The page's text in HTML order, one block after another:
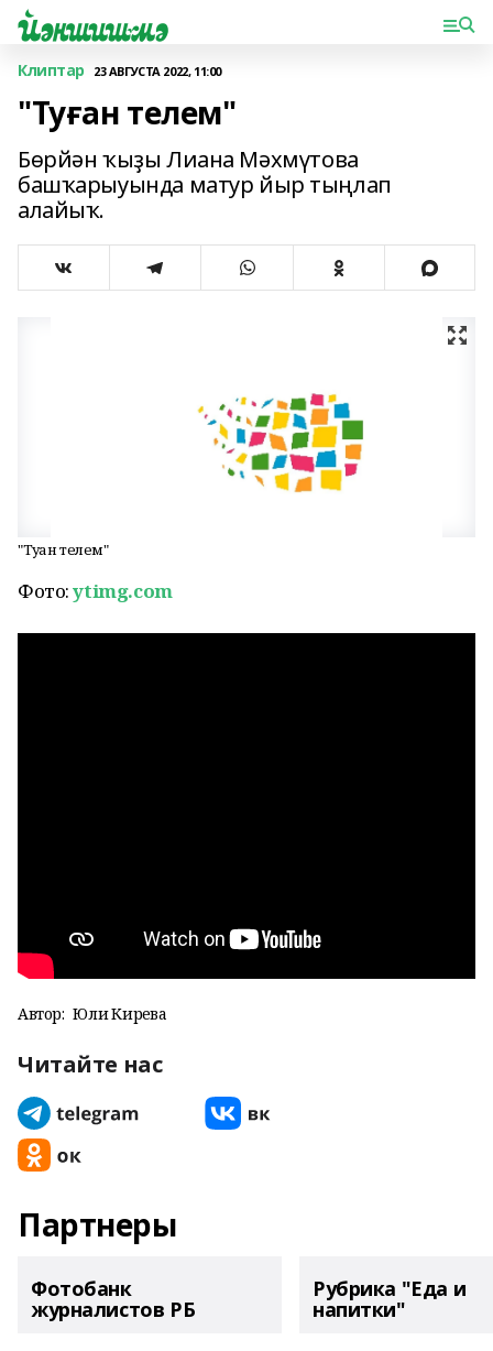
Клиптар 23 АВГУСТА 2022, 11:00
"Туған телем"
Бөрйән ҡыҙы Лиана Мәхмүтова
башҡарыуында матур йыр тыңлап
алайыҡ.
"Туған телем"
Фото:ytimg.com
Автор: Юлиә Кирәева
Читайте нас
Партнеры
Фотобанк
журналистов РБ
Рубрика "Еда и
напитки"